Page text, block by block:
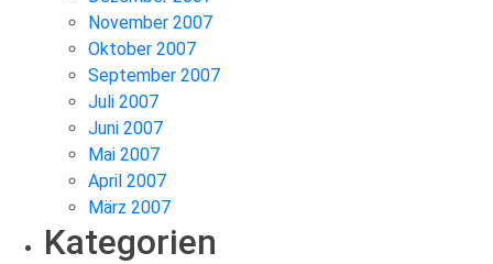
November 2007
Oktober 2007
September 2007
Juli 2007
Juni 2007
Mai 2007
April 2007
März 2007
Kategorien